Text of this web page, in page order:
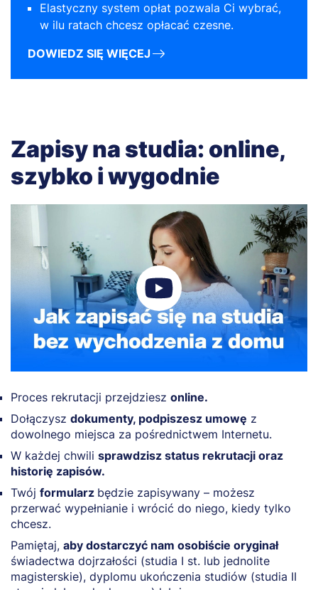
Elastyczny system opłat pozwala Ci wybrać,
w ilu ratach chcesz opłacać czesne.
DOWIEDZ SIĘ WIĘCEJ
Zapisy na studia: online,
szybko i wygodnie
Proces rekrutacji przejdziesz online.
Dołączysz dokumenty, podpiszesz umowę z
dowolnego miejsca za pośrednictwem Internetu.
W każdej chwili sprawdzisz status rekrutacji oraz
historię zapisów.
Twój formularz będzie zapisywany – możesz
przerwać wypełnianie i wrócić do niego, kiedy tylko
chcesz.
Pamiętaj, aby dostarczyć nam osobiście oryginał
świadectwa dojrzałości (studia I st. lub jednolite
magisterskie), dyplomu ukończenia studiów (studia II